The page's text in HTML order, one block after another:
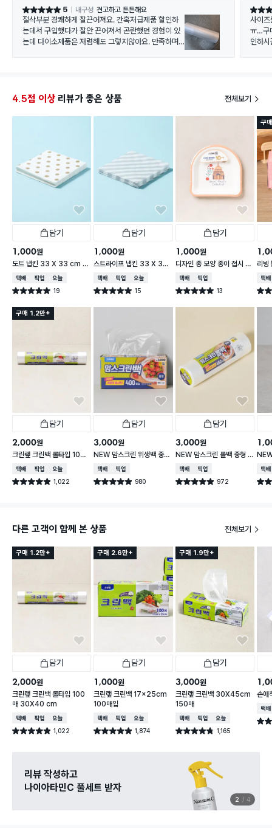
별점 5점 5 내구성 견고하고 튼튼해요
절삭부분 경쾌하게 잘끈어져요. 간혹저급제품 할인하
는데서 구입했다가 잘안 끈어져서 곤란했던 경험이 있
는데 다이소제품은 저렴해도 그렇지않아요. 만족하며
별점 5
사이즈를 착
ㅠ…구
인하
4.5점 이상 리뷰가 좋은 상품 전체보기
담기
1,000원
도트 냅킨 33 X 33 cm 1
5매입
택배배송매장픽업오늘배송
별점 5.0점 19
건 작성
담기
1,000원
스트라이프 냅킨 33 X 33
cm 15매입
택배배송매장픽업오늘배송
별점 5.0점 15
건 작성
담기
1,000원
디자인 종 모양 종이 접시 18
cm 10개입
택배배송매장픽업
별점 5.0점 13
건 작성
구
리빙
0매
택배
별점
구매 1.2만+
담기
2,000원
크린랲 크린백 롤타입 100
매 30X40 cm
택배배송매장픽업오늘배송
별점 4.9점 1,022
건 작성
담기
3,000원
NEW 맘스크린 위생백 중형
400매입
택배배송매장픽업
별점 4.9점 980
건 작성
담기
3,000원
NEW 맘스크린 롤백 중형 4
50매입
택배배송매장픽업
별점 4.9점 972
건 작성
30
택배
별점
다른 고객이 함께 본 상품 전체보기
구매 1.2만+
담기
2,000원
크린랲 크린백 롤타입 100
매 30X40 cm
택배배송매장픽업오늘배송
별점 4.9점 1,022
건 작성
구매 2.6만+
담기
1,000원
크린랲 크린백 17x25cm
100매입
택배배송매장픽업오늘배송
별점 4.9점 1,874
건 작성
구매 1.9만+
담기
3,000원
크린랲 크린백 30X45cm
150매
택배배송매장픽업오늘배송
별점 4.8점 1,165
건 작성
손애
택배
별점
리뷰 작성하고
나이아타민C 풀세트 받자
2 4